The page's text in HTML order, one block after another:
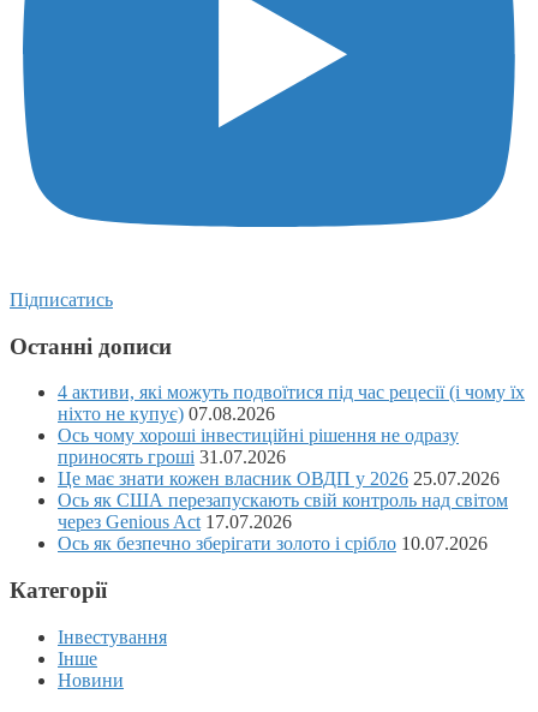
Підписатись
Останні дописи
4 активи, які можуть подвоїтися під час рецесії (і чому їх
ніхто не купує) 07.08.2026
Ось чому хороші інвестиційні рішення не одразу
приносять гроші 31.07.2026
Це має знати кожен власник ОВДП у 2026 25.07.2026
Ось як США перезапускають свій контроль над світом
через Genious Act 17.07.2026
Ось як безпечно зберігати золото і срібло 10.07.2026
Категорії
Інвестування
Інше
Новини